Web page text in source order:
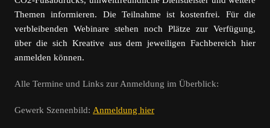
Themen informieren. Die Teilnahme ist kostenfrei. Für die
verbleibenden Webinare stehen noch Plätze zur Verfügung,
über die sich Kreative aus dem jeweiligen Fachbereich hier
anmelden können.
Alle Termine und Links zur Anmeldung im Überblick:
Gewerk Szenenbild: Anmeldung hier